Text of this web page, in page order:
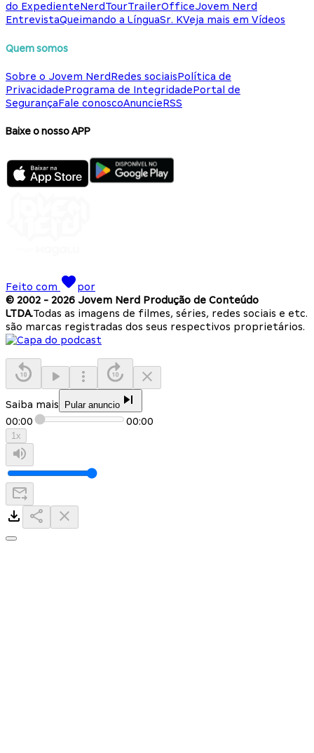
do ExpedienteNerdTourTrailerOfficeJovem Nerd
EntrevistaQueimando a LínguaSr. KVeja mais em Vídeos
Quem somos
Sobre o Jovem NerdRedes sociaisPolítica de
PrivacidadePrograma de IntegridadePortal de
SegurançaFale conoscoAnuncieRSS
Baixe o nosso APP
Feito com
por
© 2002 - 2026 Jovem Nerd Produção de Conteúdo
LTDA.Todas as imagens de filmes, séries, redes sociais e etc.
são marcas registradas dos seus respectivos proprietários.
Saiba mais Pular anuncio
00:00 00:00
1x